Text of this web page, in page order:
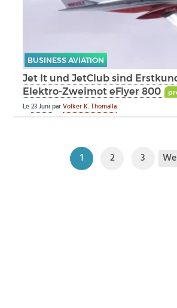
BUSINESS AVIATION
Jet It und JetClub sind
Elektro-Zweimot eFlyer 800
Le23 JuniparVolker K. Thomalla
1 2 3